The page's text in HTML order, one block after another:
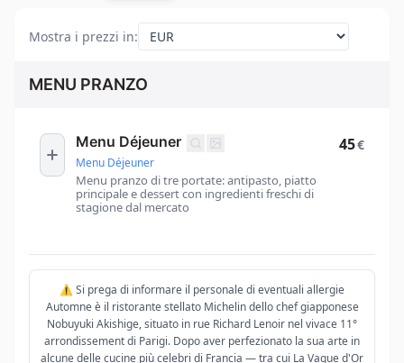
Mostra i prezzi in:
MENU PRANZO
Menu Déjeuner
Menu Déjeuner
Menu pranzo di tre portate: antipasto, piatto
principale e dessert con ingredienti freschi di
stagione dal mercato
45€
⚠️ Si prega di informare il personale di eventuali allergie
Automne è il ristorante stellato Michelin dello chef giapponese
Nobuyuki Akishige, situato in rue Richard Lenoir nel vivace 11°
arrondissement di Parigi. Dopo aver perfezionato la sua arte in
alcune delle cucine più celebri di Francia — tra cui La Vague d'Or